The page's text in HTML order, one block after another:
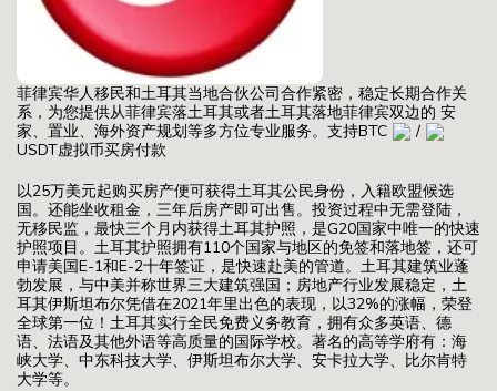
菲律宾华人移民和土耳其当地合伙公司合作紧密，稳定长期合作关
系，为您提供从菲律宾落土耳其或者土耳其落地菲律宾双边的 安
家、置业、海外资产规划等多方位专业服务。 支持BTC
/
USDT虚拟币买房付款
以25万美元起购买房产便可获得土耳其公民身份，入籍欧盟候选
国。还能坐收租金，三年后房产即可出售。投资过程中无需登陆，
无移民监，最快三个月内获得土耳其护照，是G20国家中唯一的快速
护照项目。土耳其护照拥有110个国家与地区的免签和落地签，还可
申请美国E-1和E-2十年签证，是快速赴美的管道。土耳其建筑业蓬
勃发展，与中美并称世界三大建筑强国；房地产行业发展稳定，土
耳其伊斯坦布尔凭借在2021年里出色的表现，以32%的涨幅，荣登
全球第一位！土耳其实行全民免费义务教育，拥有众多英语、德
语、法语及其他外语等高质量的国际学校。著名的高等学府有：海
峡大学、中东科技大学、伊斯坦布尔大学、安卡拉大学、比尔肯特
大学等。